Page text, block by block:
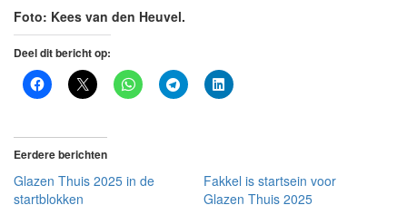
Foto: Kees van den Heuvel.
Deel dit bericht op:
Eerdere berichten
Glazen Thuis 2025 in de
startblokken
Fakkel is startsein voor
Glazen Thuis 2025